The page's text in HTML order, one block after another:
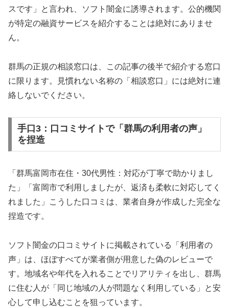
スです」と言われ、ソフト闇金に誘導されます。公的機関
が特定の融資サービスを紹介することは絶対にありませ
ん。
群馬の正規の相談窓口は、この記事の後半で紹介する窓口
に限ります。見慣れない名称の「相談窓口」には絶対に連
絡しないでください。
手口3：口コミサイトで「群馬の利用者の声」
を捏造
「群馬富岡市在住・30代男性：対応が丁寧で助かりまし
た」「富岡市で利用しましたが、返済も柔軟に対応してく
れました」こうした口コミは、業者自身が作成した完全な
捏造です。
ソフト闇金の口コミサイトに掲載されている「利用者の
声」は、ほぼすべてが業者側が用意した偽のレビューで
す。地域名や年代を入れることでリアリティを出し、群馬
に住む人が「同じ地域の人が問題なく利用している」と安
心して申し込むことを狙っています。